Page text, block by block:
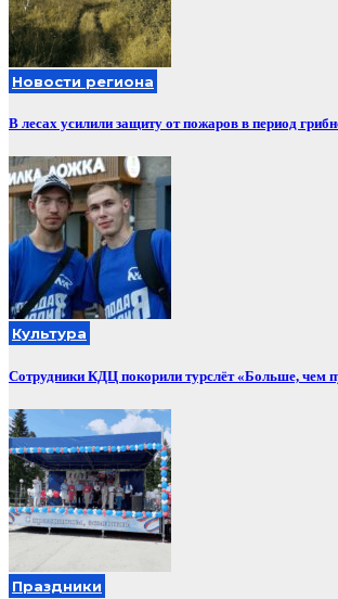
Новости региона
В лесах усилили защиту от пожаров в период
Культура
Сотрудники КДЦ покорили турслёт «Больше, чем
Праздники